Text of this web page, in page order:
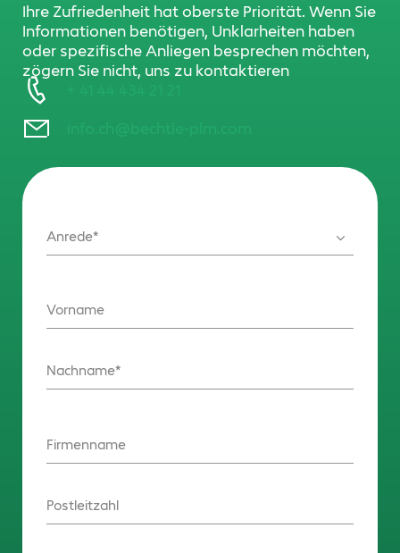
Ihre Zufriedenheit hat oberste Priorität. Wenn Sie
Informationen benötigen, Unklarheiten haben
oder spezifische Anliegen besprechen möchten,
zögern Sie nicht, uns zu kontaktieren
Anrede
Vorname
Nachname
Firmenname
Postleitzahl